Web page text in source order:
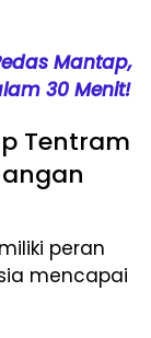
Mantap,
30 Menit!
Tentram
peran
mencapai